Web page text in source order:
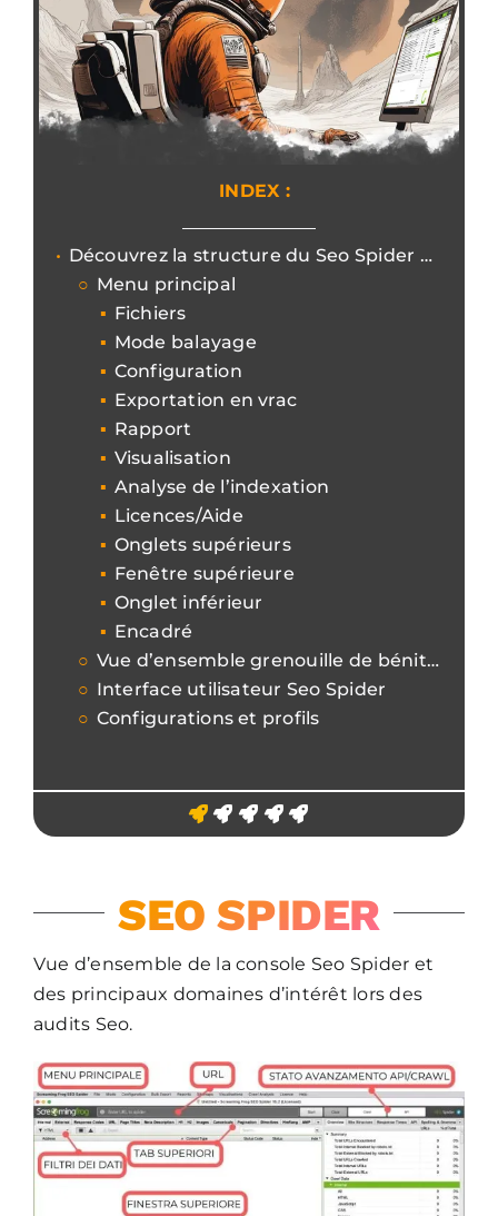
INDEX :
Découvrez la structure du Seo Spider et commencez à naviguer dans les fonctionnalités de Screaming Frog.
Menu principal
Fichiers
Mode balayage
Configuration
Exportation en vrac
Rapport
Visualisation
Analyse de l’indexation
Licences/Aide
Onglets supérieurs
Fenêtre supérieure
Onglet inférieur
Encadré
Vue d’ensemble grenouille de bénitier
Interface utilisateur Seo Spider
Configurations et profils
SEO SPIDER
Vue d’ensemble de la console Seo Spider et
des principaux domaines d’intérêt lors des
audits Seo.